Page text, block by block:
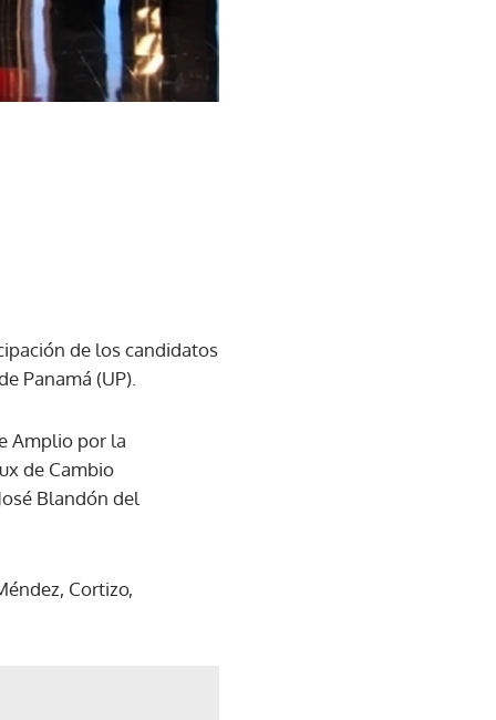
de los candidatos
Panamá (UP).
Amplio por la
de Cambio
Blandón del
Cortizo,